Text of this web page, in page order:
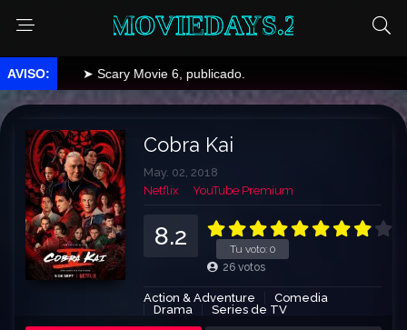
MOVIEDAYS.2
➤ Scary Movie 6, publicado.
Cobra Kai
May. 02, 2018
Netflix
YouTube Premium
Tu voto: 0
8.2
26 votos
Action & Adventure
Comedia
Drama
Series de TV